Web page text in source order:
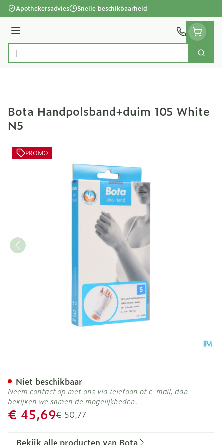
Ga naar de inhoud
Apothekersadvies Snelle beschikbaarheid
Menu
Product, merk, categorie...
Zoek
Bota Handpolsband+duim 105 White
N5
PROMO
Adviesprijs
€ 50,77
Promotie prijs
€ 45,69
Niet beschikbaar
Neem contact op met ons via telefoon of e-mail, dan
bekijken we samen de mogelijkheden.
Bekijk alle producten van Bota